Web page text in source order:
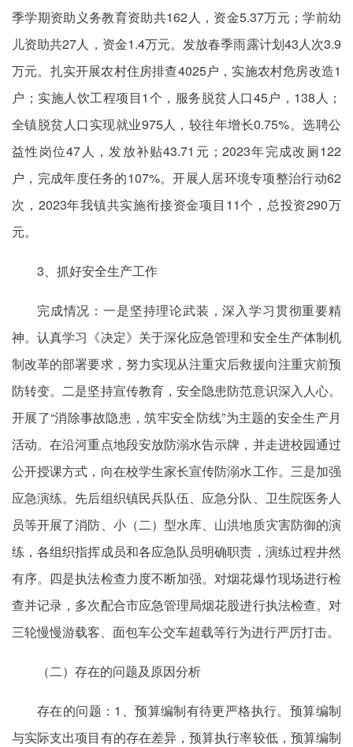
季学期资助义务教育资助共162人，资金5.37万元；学前幼
儿资助共27人，资金1.4万元。发放春季雨露计划43人次3.9
万元。扎实开展农村住房排查4025户，实施农村危房改造1
户；实施人饮工程项目1个，服务脱贫人口45户，138人；
全镇脱贫人口实现就业975人，较往年增长0.75%。选聘公
益性岗位47人，发放补贴43.71元；2023年完成改厕122
户，完成年度任务的107%。开展人居环境专项整治行动62
次，2023年我镇共实施衔接资金项目11个，总投资290万
元。
3、抓好安全生产工作
完成情况：一是坚持理论武装，深入学习贯彻重要精
神。认真学习《决定》关于深化应急管理和安全生产体制机
制改革的部署要求，努力实现从注重灾后救援向注重灾前预
防转变。二是坚持宣传教育，安全隐患防范意识深入人心。
开展了“消除事故隐患，筑牢安全防线”为主题的安全生产月
活动。在沿河重点地段安放防溺水告示牌，并走进校园通过
公开授课方式，向在校学生家长宣传防溺水工作。三是加强
应急演练。先后组织镇民兵队伍、应急分队、卫生院医务人
员等开展了消防、小（二）型水库、山洪地质灾害防御的演
练，各组织指挥成员和各应急队员明确职责，演练过程井然
有序。四是执法检查力度不断加强。对烟花爆竹现场进行检
查并记录，多次配合市应急管理局烟花股进行执法检查。对
三轮慢慢游载客、面包车公交车超载等行为进行严厉打击。
（二）存在的问题及原因分析
存在的问题：1、预算编制有待更严格执行。预算编制
与实际支出项目有的存在差异，预算执行率较低，预算编制